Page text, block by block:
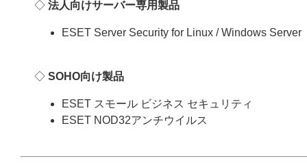
◇ 法人向けサーバー専用製品
ESET Server Security for Linux / Windows
◇ SOHO向け製品
ESET スモール ビジネス セキュリティ
ESET NOD32アンチウイルス